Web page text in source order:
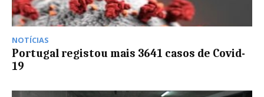
NOTÍCIAS
Portugal registou mais 3641 casos de Covid-
19